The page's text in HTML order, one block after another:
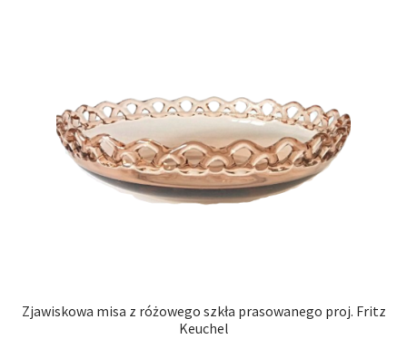
Zjawiskowa misa z różowego szkła prasowanego proj. Fritz
Keuchel